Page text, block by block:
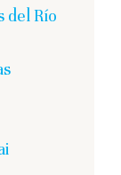
del Río